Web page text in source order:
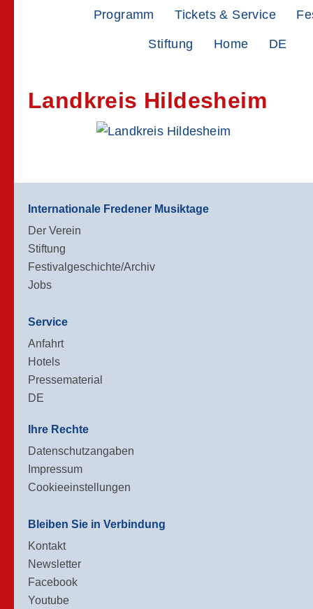
Programm Tickets & Service
Stiftung Home DE
Landkreis Hildesheim
Internationale Fredener Musiktage
Der Verein
Stiftung
Festivalgeschichte/Archiv
Jobs
Service
Anfahrt
Hotels
Pressematerial
DE
Ihre Rechte
Datenschutzangaben
Impressum
Cookieeinstellungen
Bleiben Sie in Verbindung
Kontakt
Newsletter
Facebook
Youtube